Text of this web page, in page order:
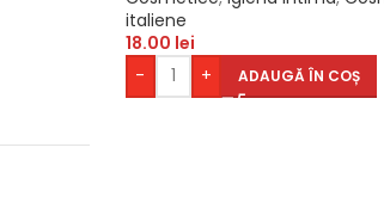
italiene
18.00 lei
-
+ ADAUGĂ ÎN COȘ